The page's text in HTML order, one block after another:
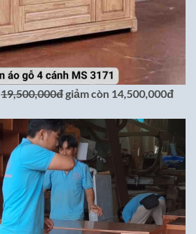
19,500,000đgiảm còn 14,500,000đ